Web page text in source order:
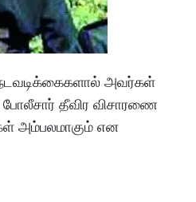
நடவடிக்கைகளால் அவர்கள்
போலீசார் தீவிர விசாரணை
அம்பலமாகும் என